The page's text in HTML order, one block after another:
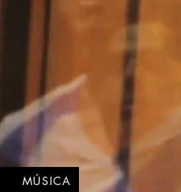
MÚSICA